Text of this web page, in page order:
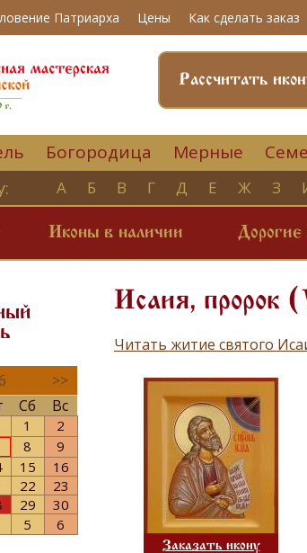
Патриарха Цены Как сделать заказ
Рассчитать
Богородица Мерные
А Б В Г Д Е Ж З
Иконы в наличии Дорогие
>>
Сб Вс
1
2
8
9
15
16
22
23
29
30
5 6
Исаия,
Читать житие святого
Заказать икону